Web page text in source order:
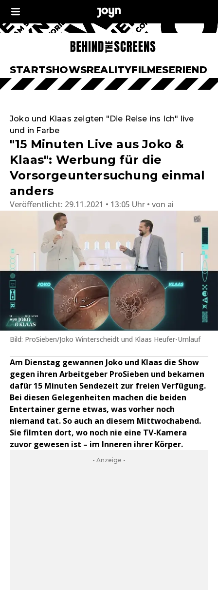
STARTSHOWSREALITYFILMESERIEN
Joko und Klaas zeigten "Die Reise ins Ich" live
und in Farbe
"15 Minuten Live aus Joko &
Klaas": Werbung für die
Vorsorgeuntersuchung einmal
anders
Veröffentlicht: 29.11.2021 • 13:05 Uhr von ai
Bild: ProSieben/Joko Winterscheidt und Klaas Heufer-Umlauf
Am Dienstag gewannen Joko und Klaas die Show
gegen ihren Arbeitgeber ProSieben und bekamen
dafür 15 Minuten Sendezeit zur freien Verfügung.
Bei diesen Gelegenheiten machen die beiden
Entertainer gerne etwas, was vorher noch
niemand tat. So auch an diesem Mittwochabend.
Sie filmten dort, wo noch nie eine TV-Kamera
zuvor gewesen ist – im Inneren ihrer Körper.
- Anzeige -